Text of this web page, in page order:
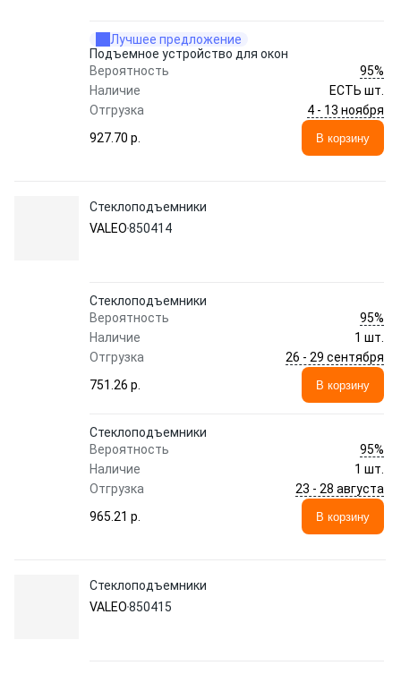
Лучшее предложение
Подъемное устройство для окон
Вероятность
95%
Наличие
ЕСТЬ шт.
Отгрузка
4 - 13 ноября
927.70 p.
В корзину
Стеклоподъемники
VALEO850414
Стеклоподъемники
Вероятность
95%
Наличие
1 шт.
Отгрузка
26 - 29 сентября
751.26 p.
В корзину
Стеклоподъемники
Вероятность
95%
Наличие
1 шт.
Отгрузка
23 - 28 августа
965.21 p.
В корзину
Стеклоподъемники
VALEO850415